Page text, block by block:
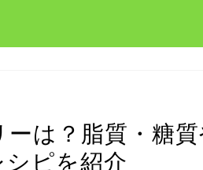
は？脂質・糖質
ピを紹介